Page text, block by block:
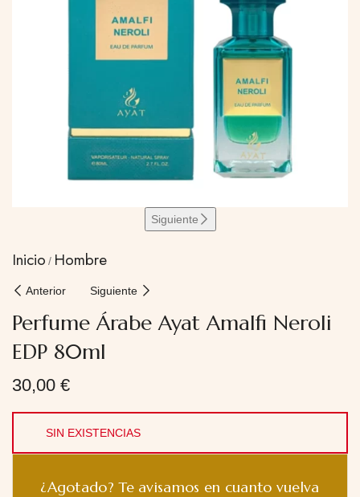
Siguiente
Inicio Hombre
Anterior Siguiente
Perfume Árabe Ayat Amalfi Neroli
EDP 80ml
30,00 €
SIN EXISTENCIAS
¿Agotado? Te avisamos en cuanto vuelva